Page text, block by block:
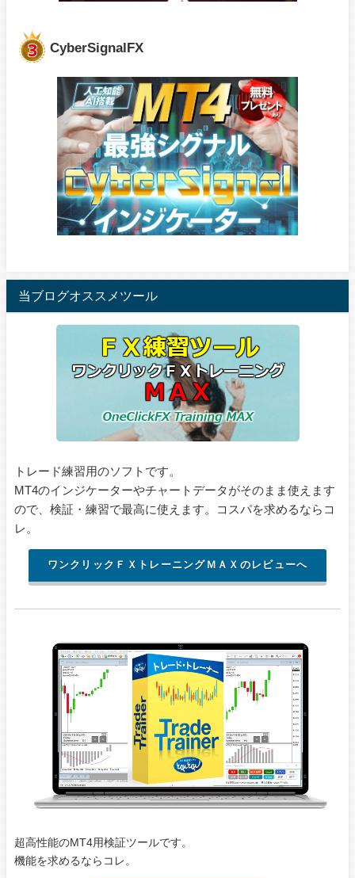
CyberSignalFX
当ブログオススメツール
トレード練習用のソフトです。
MT4のインジケーターやチャートデータがそのまま使えます
ので、検証・練習で最高に使えます。コスパを求めるならコ
レ。
ワンクリックＦＸトレーニングＭＡＸのレビューへ
超高性能のMT4用検証ツールです。
機能を求めるならコレ。